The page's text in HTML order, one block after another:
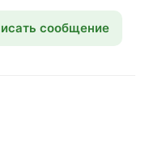
сообщение